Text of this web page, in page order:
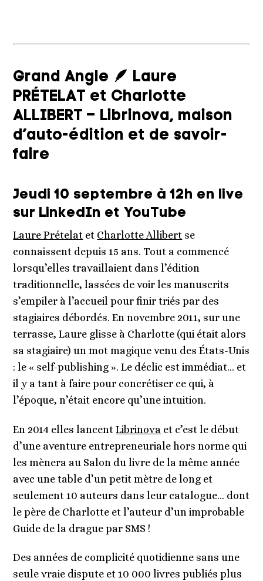
Grand Angle 🪶 Laure
PRÉTELAT et Charlotte
ALLIBERT – Librinova, maison
d’auto-édition et de savoir-
faire
Jeudi 10 septembre à 12h en live
sur LinkedIn et YouTube
Laure Prételat et Charlotte Allibert se
connaissent depuis 15 ans. Tout a commencé
lorsqu’elles travaillaient dans l’édition
traditionnelle, lassées de voir les manuscrits
s’empiler à l’accueil pour finir triés par des
stagiaires débordés. En novembre 2011, sur une
terrasse, Laure glisse à Charlotte (qui était alors
sa stagiaire) un mot magique venu des États-Unis
: le « self-publishing ». Le déclic est immédiat… et
il y a tant à faire pour concrétiser ce qui, à
l’époque, n’était encore qu’une intuition.
En 2014 elles lancentLibrinova et c’est le début
d’une aventure entrepreneuriale hors norme qui
les mènera au Salon du livre de la même année
avec une table d’un petit mètre de long et
seulement 10 auteurs dans leur catalogue… dont
le père de Charlotte et l’auteur d’un improbable
Guide de la drague par SMS !
Des années de complicité quotidienne sans une
seule vraie dispute et 10 000 livres publiés plus